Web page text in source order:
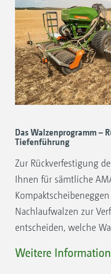
Das Walzenprogramm –
Tiefenführung
Zur Rückverfestigung
Ihnen für sämtliche
Nachlaufwalzen zur
entscheiden, welche
Weitere